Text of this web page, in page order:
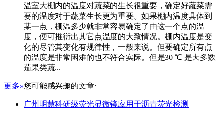
温室大棚内的温度对蔬菜的生长很重要，确定好蔬菜需
要的温度对于蔬菜生长更为重要。如果棚内温度具体到
某一点，棚温多少就非常容易确定了由这一个点的温
度，便可推衍出其它点温度的大致情况。棚内温度是变
化的尽管其变化有规律性，一般来说。但要确定所有点
的温度是非常困难的也不符合实际。但是30 ℃ 是大多数
茄果类蔬...
更多»您可能感兴趣的文章:
广州明慧科研级荧光显微镜应用于沥青荧光检测